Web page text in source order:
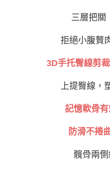
三層把關
拒絕小腹贅
3D手托臀線剪
上提臀線，
記憶軟骨
防滑不捲
髖骨兩